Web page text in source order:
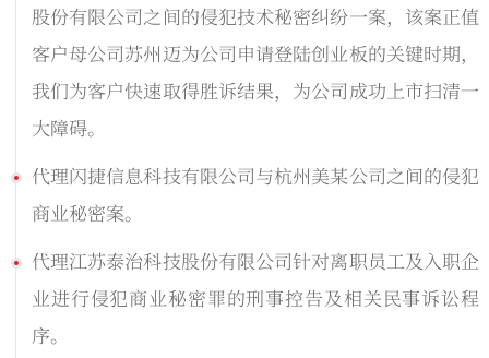
股份有限公司之间的侵犯技术秘密纠纷一案，该案正值
客户母公司苏州迈为公司申请登陆创业板的关键时期，
我们为客户快速取得胜诉结果，为公司成功上市扫清一
大障碍。
代理闪捷信息科技有限公司与杭州美某公司之间的侵犯
商业秘密案。
代理江苏泰治科技股份有限公司针对离职员工及入职企
业进行侵犯商业秘密罪的刑事控告及相关民事诉讼程
序。